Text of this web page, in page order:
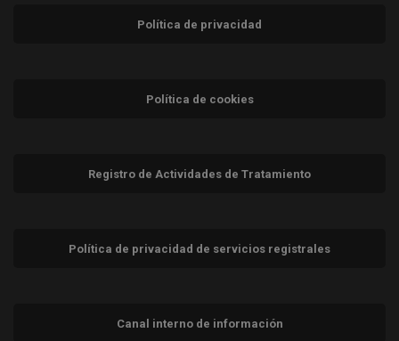
Política de privacidad
Política de cookies
Registro de Actividades de Tratamiento
Política de privacidad de servicios registrales
Canal interno de información